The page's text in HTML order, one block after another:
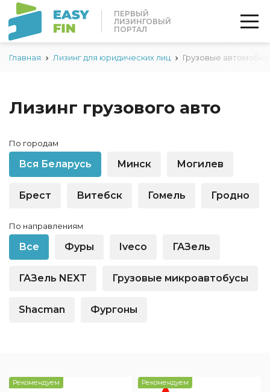
ПЕРВЫЙ
ЛИЗИНГОВЫЙ
ПОРТАЛ
Главная Лизинг для юридических лиц Грузовые
Лизинг грузового авто
По городам
Вся Беларусь Минск Могилев
Брест Витебск Гомель Гродно
По направлениям
Все Фуры Iveco ГАЗель
ГАЗель NEXT Грузовые микроавтобусы
Shacman Фургоны
Рекомендуем Рекомендуем